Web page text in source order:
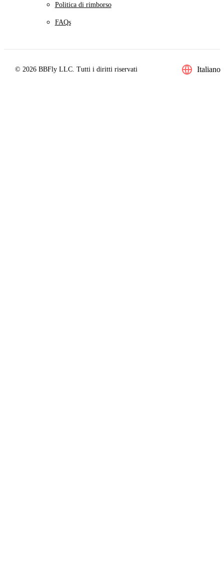
Politica di rimborso
FAQs
© 2026 BBFly LLC. Tutti i diritti riservati Italiano